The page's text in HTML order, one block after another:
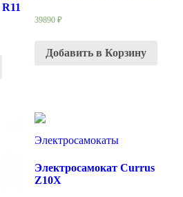
39890 ₽
Добавить в Корзину
Электросамокаты
Электросамокат Currus
Z10X